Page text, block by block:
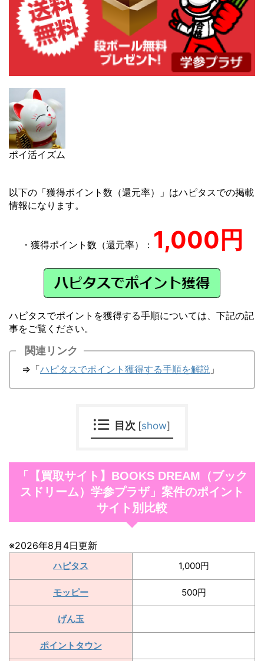
ポイ活イズム
以下の「獲得ポイント数（還元率）」はハピタスでの掲載
情報になります。
・獲得ポイント数（還元率）： 1,000円
ハピタスでポイントを獲得する手順については、下記の記
事をご覧ください。
関連リンク
⇒「ハピタスでポイント獲得する手順を解説 」
目次 [show]
「【買取サイト】BOOKS DREAM（ブック
スドリーム）学参プラザ」案件のポイント
サイト別比較
※2026年8月4日更新
ハピタス 1,000円
モッピー 500円
げん玉
ポイントタウン